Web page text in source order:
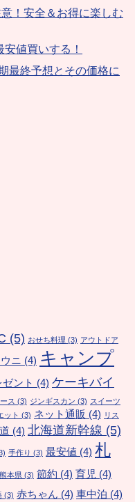
！安全＆お得に楽しむ
値買いする！
最終予想とその価格に
(5) おせち料理 (3) アウトドア
ニ (4) キャンプ
ント (4) ケーキバイ
ス (3) ジンギスカン (3) スイーツ
ット (3) ネット通販 (4) リス
(4) 北海道新幹線 (5)
手作り (3) 最安値 (4) 札
熊本県 (3) 節約 (4) 育児 (4)
(3) 赤ちゃん (4) 車中泊 (4)